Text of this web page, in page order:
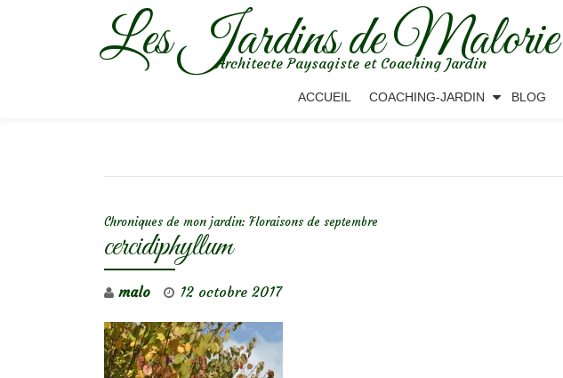
Les Jardins de Malorie
Architecte Paysagiste et Coaching Jardin
ACCUEIL COACHING-JARDIN BLOG
Chroniques de mon jardin: Floraisons de septembre
cercidiphyllum
malo 12 octobre 2017